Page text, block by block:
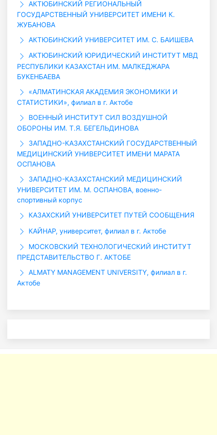
АКТЮБИНСКИЙ РЕГИОНАЛЬНЫЙ
ГОСУДАРСТВЕННЫЙ УНИВЕРСИТЕТ ИМЕНИ К.
ЖУБАНОВА
АКТЮБИНСКИЙ УНИВЕРСИТЕТ ИМ. С. БАИШЕВА
АКТЮБИНСКИЙ ЮРИДИЧЕСКИЙ ИНСТИТУТ МВД
РЕСПУБЛИКИ КАЗАХСТАН ИМ. МАЛКЕДЖАРА
БУКЕНБАЕВА
«АЛМАТИНСКАЯ АКАДЕМИЯ ЭКОНОМИКИ И
СТАТИСТИКИ», филиал в г. Актобе
ВОЕННЫЙ ИНСТИТУТ СИЛ ВОЗДУШНОЙ
ОБОРОНЫ ИМ. Т.Я. БЕГЕЛЬДИНОВА
ЗАПАДНО-КАЗАХСТАНСКИЙ ГОСУДАРСТВЕННЫЙ
МЕДИЦИНСКИЙ УНИВЕРСИТЕТ ИМЕНИ МАРАТА
ОСПАНОВА
ЗАПАДНО-КАЗАХСТАНСКИЙ МЕДИЦИНСКИЙ
УНИВЕРСИТЕТ ИМ. М. ОСПАНОВА, военно-
спортивный корпус
КАЗАХСКИЙ УНИВЕРСИТЕТ ПУТЕЙ СООБЩЕНИЯ
КАЙНАР, университет, филиал в г. Актобе
МОСКОВСКИЙ ТЕХНОЛОГИЧЕСКИЙ ИНСТИТУТ
ПРЕДСТАВИТЕЛЬСТВО Г. АКТОБЕ
ALMATY MANAGEMENT UNIVERSITY, филиал в г.
Актобе